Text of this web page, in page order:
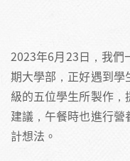
2023年6月23日，我們
期大學部，正好遇到
級的五位學生所製作
建議，午餐時也進行
計想法。